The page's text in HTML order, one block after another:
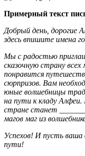
Примерный текст
Добрый день, дорогие
здесь впишите имена
Мы с радостью
сказочную страну
понравится
сюрпризов. Вам
юные волшебницы
на пути к кладу
стране станет
магов маг из
Успехов! И пусть
пути!